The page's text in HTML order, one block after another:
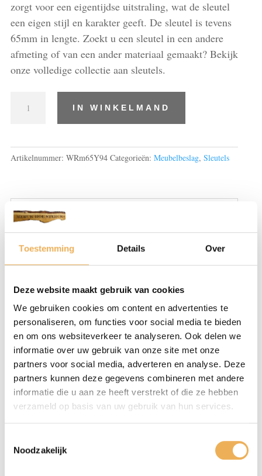
Toestemming Details Over
Deze website maakt gebruik van cookies
We gebruiken cookies om content en advertenties te
personaliseren, om functies voor social media te bieden
en om ons websiteverkeer te analyseren. Ook delen we
informatie over uw gebruik van onze site met onze
partners voor social media, adverteren en analyse. Deze
partners kunnen deze gegevens combineren met andere
informatie die u aan ze heeft verstrekt of die ze hebben
verzameld op basis van uw gebruik van hun services.
Noodzakelijk
zorgt voor een eigentijdse uitstraling, wat de sleutel
een eigen stijl en karakter geeft. De sleutel is tevens
65mm in lengte. Zoekt u een sleutel in een andere
afmeting of van een ander materiaal gemaakt? Bekijk
onze volledige collectie aan sleutels.
6,5cm
IN WINKELMAND
Artikelnummer: WRm65Y94 Categorieën: Meubelbeslag, Sleutels
Beoordelingen (0)
BEOORDELINGEN
Wees de eerste om “Sleutels 6,5cm lang, ijzer” te
beoordelen
Je e-mailadres wordt niet gepubliceerd.
Vereiste velden zijn gemarkeerd met*
Je waardering*